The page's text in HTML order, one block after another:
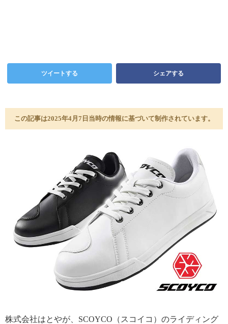
ツイートする シェアする
この記事は2025年4月7日当時の情報に基づいて制作されています。
株式会社はとやが、SCOYCO（スコイコ）のライディング